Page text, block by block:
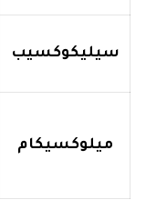
سيليكوكسيب
ميلوكسيكام